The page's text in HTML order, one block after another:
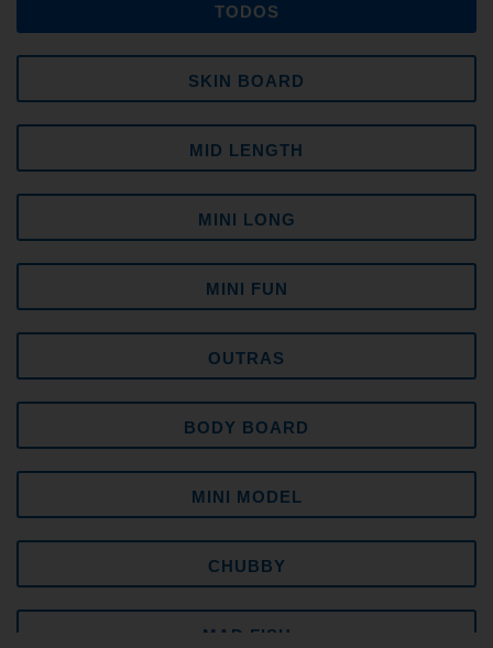
TODOS
SKIN BOARD
MID LENGTH
MINI LONG
MINI FUN
OUTRAS
BODY BOARD
MINI MODEL
CHUBBY
MAD FISH